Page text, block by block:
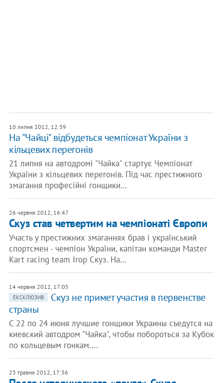
10 липня 2012, 12:39
На "Чайці" відбудеться чемпіонат України з
кільцевих перегонів
21 липня на автодромі "Чайка" стартує Чемпіонат
України з кільцевих перегонів. Під час престижного
змагання професійні гонщики…
26 червня 2012, 16:47
Скуз став четвертим на чемпіонаті Європи
Участь у престижних змаганнях брав і український
спортсмен - чемпіон України, капітан команди Master
Kart racing team Ігор Скуз. На…
14 червня 2012, 17:05
ЕКСКЛЮЗИВ
Скуз не примет участия в первенстве
страны
С 22 по 24 июня лучшие гонщики Украины съедутся на
киевский автодром "Чайка", чтобы побороться за Кубок
по кольцевым гонкам.…
23 травня 2012, 17:36